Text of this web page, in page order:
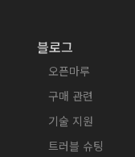
블로그
오픈마루
구매 관련
기술 지원
트러블 슈팅